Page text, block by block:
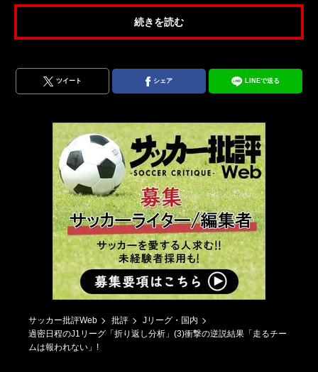
続きを読む
ツイート シェア LINEで送る
サッカー批評Web 批評
Jリーグ・国内
過密日程のJ1リーグ「折り返し分析」(3)衝撃の逆説結果「走るチー
ムは報われない」!